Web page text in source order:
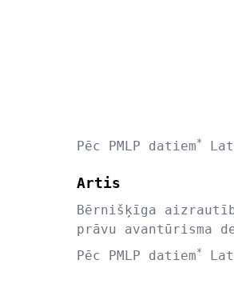
Pēc PMLP datiem*
Artis
Bērnišķīga
prāvu avantūrisma
Pēc PMLP datiem*